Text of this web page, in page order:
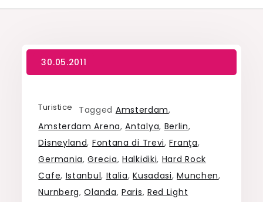
Turistice Tagged Amsterdam,
Amsterdam Arena,Antalya, Berlin,
Disneyland, Fontana di Trevi,Franţa,
Germania,Grecia,Halkidiki, Hard Rock
Cafe, Istanbul, Italia,Kusadasi,Munchen,
Nurnberg,Olanda,Paris, Red Light